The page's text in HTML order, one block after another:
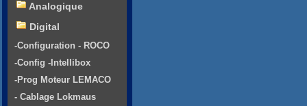
Analogique
Digital
-Configuration - ROCO
-Config -Intellibox
-Prog Moteur LEMACO
- Cablage Lokmaus